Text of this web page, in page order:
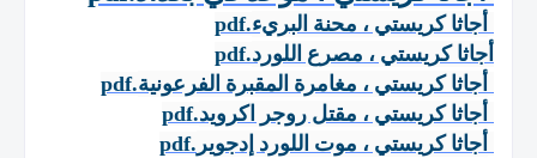
أجاثا كريستي ، محنة البريء.pdf
أجاثا كريستي ، مصرع اللورد.pdf
أجاثا كريستي ، مغامرة المقبرة الفرعونية.pdf
أجاثا كريستي ، مقتل روجر اكرويد.pdf
أجاثا كريستي ، موت اللورد إدجوير .pdf